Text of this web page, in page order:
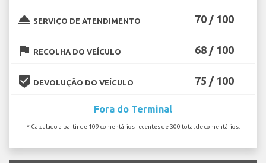
room_service SERVIÇO DE ATENDIMENTO 70 / 100
flag RECOLHA DO VEÍCULO 68 / 100
beenhere DEVOLUÇÃO DO VEÍCULO 75 / 100
Fora do Terminal
* Calculado a partir de 109 comentários recentes de 300 total de comentários.